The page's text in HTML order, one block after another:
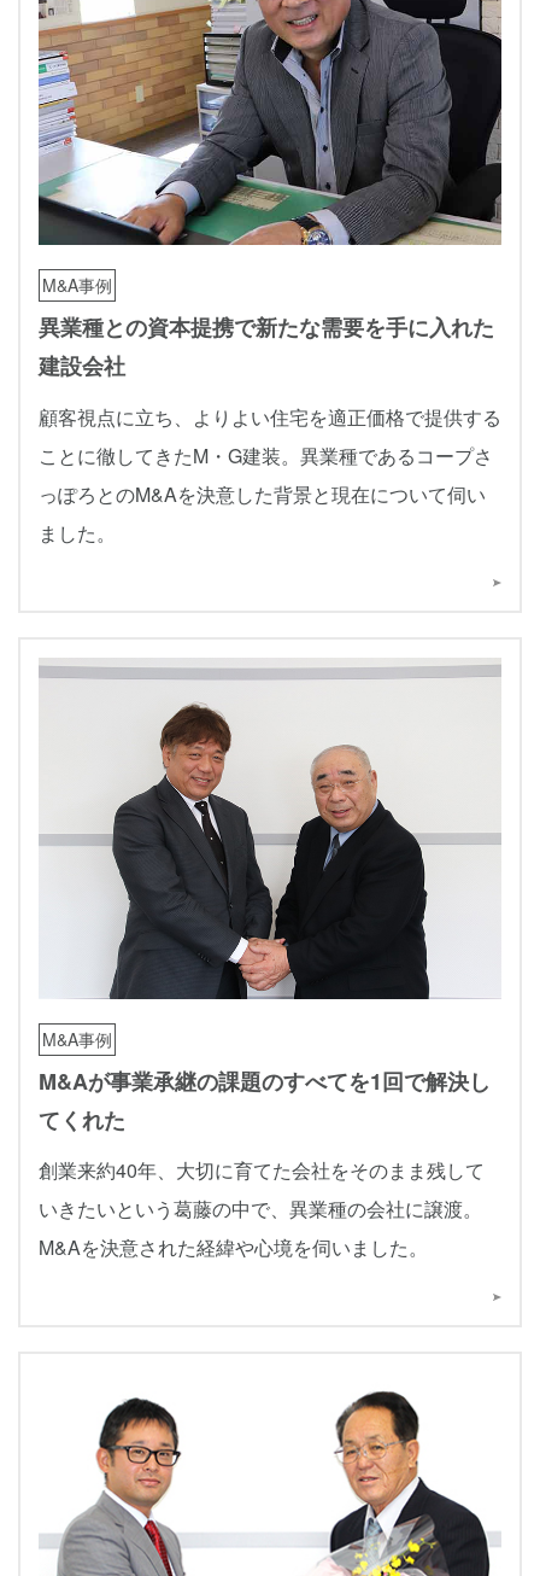
M&A事例
異業種との資本提携で新たな需要を手に入れた
建設会社
顧客視点に立ち、よりよい住宅を適正価格で提供する
ことに徹してきたM・G建装。異業種であるコープさ
っぽろとのM&Aを決意した背景と現在について伺い
ました。
M&A事例
M&Aが事業承継の課題のすべてを1回で解決し
てくれた
創業来約40年、大切に育てた会社をそのまま残して
いきたいという葛藤の中で、異業種の会社に譲渡。
M&Aを決意された経緯や心境を伺いました。